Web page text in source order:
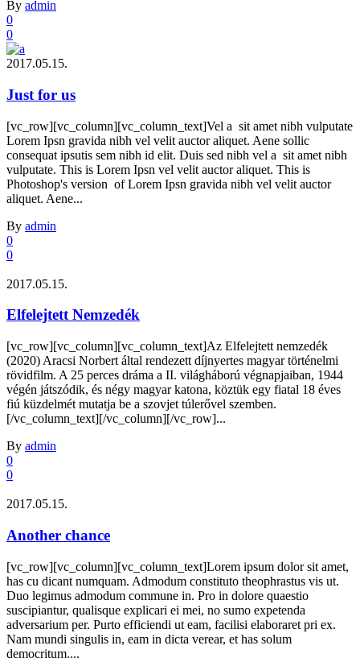
By admin
0
0
2017.05.15.
Just for us
[vc_row][vc_column][vc_column_text]Vel a sit amet nibh vulputate
Lorem Ipsn gravida nibh vel velit auctor aliquet. Aene sollic
consequat ipsutis sem nibh id elit. Duis sed nibh vel a sit amet nibh
vulputate. This is Lorem Ipsn vel velit auctor aliquet. This is
Photoshop's version of Lorem Ipsn gravida nibh vel velit auctor
aliquet. Aene...
By admin
0
0
2017.05.15.
Elfelejtett Nemzedék
[vc_row][vc_column][vc_column_text]Az Elfelejtett nemzedék
(2020) Aracsi Norbert által rendezett díjnyertes magyar történelmi
rövidfilm. A 25 perces dráma a II. világháború végnapjaiban, 1944
végén játszódik, és négy magyar katona, köztük egy fiatal 18 éves
fiú küzdelmét mutatja be a szovjet túlerővel szemben.
[/vc_column_text][/vc_column][/vc_row]...
By admin
0
0
2017.05.15.
Another chance
[vc_row][vc_column][vc_column_text]Lorem ipsum dolor sit amet,
has cu dicant numquam. Admodum constituto theophrastus vis ut.
Duo legimus admodum commune in. Pro in dolore quaestio
suscipiantur, qualisque explicari ei mei, no sumo expetenda
adversarium per. Purto efficiendi ut eam, facilisi elaboraret pri ex.
Nam mundi singulis in, eam in dicta verear, et has solum
democritum....